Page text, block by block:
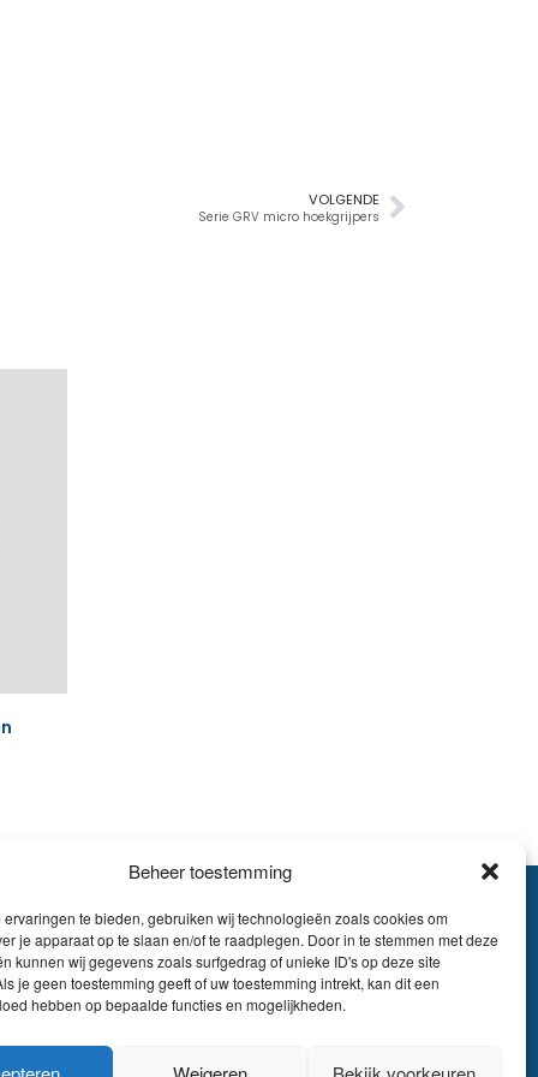
Beheer toestemming
ervaringen te bieden, gebruiken wij technologieën zoals cookies om
je apparaat op te slaan en/of te raadplegen. Door in te stemmen met deze
kunnen wij gegevens zoals surfgedrag of unieke ID's op deze site
je geen toestemming geeft of uw toestemming intrekt, kan dit een
hebben op bepaalde functies en mogelijkheden.
VOLGENDE
Serie GRV micro hoekgrijpers
7340 2410 9862
LDA Belgium, all